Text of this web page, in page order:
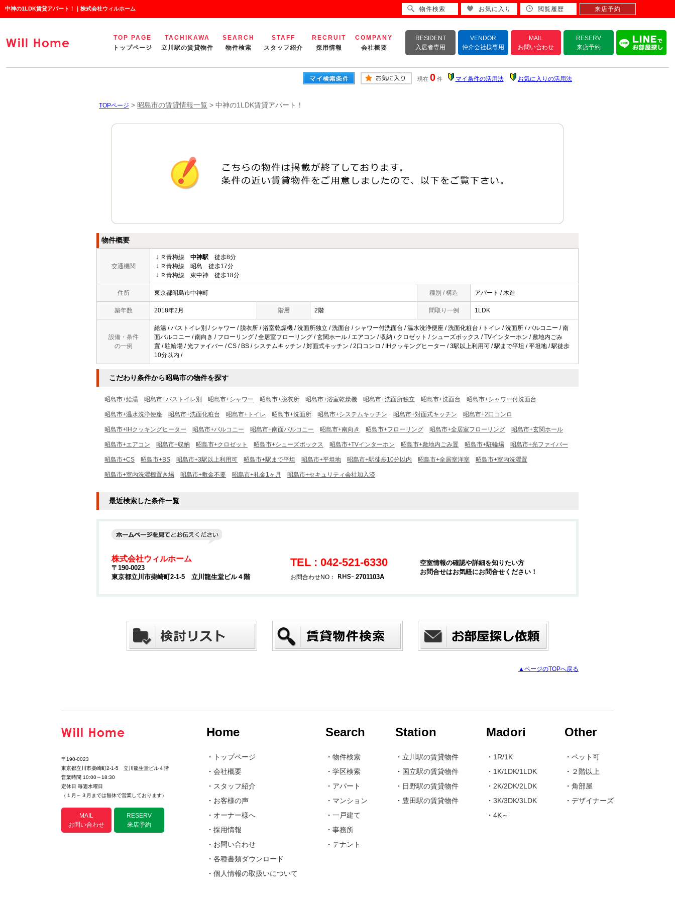
中神の1LDK賃貸アパート！｜株式会社ウィルホーム
TOP PAGE
トップページ
TACHIKAWA
立川駅の賃貸物件
SEARCH
物件検索
STAFF
スタッフ紹介
RECRUIT
採用情報
COMPANY
会社概要
RESIDENT
入居者専用
VENDOR
仲介会社様専用
MAIL
お問い合わせ
RESERV
来店予約
現在 0 件 マイ条件の活用法 お気に入りの活用法
TOPページ > 昭島市の賃貸情報一覧 > 中神の1LDK賃貸アパート！
物件概要
交通機関
ＪＲ青梅線 中神駅 徒歩8分
ＪＲ青梅線 昭島 徒歩17分
ＪＲ青梅線 東中神 徒歩18分
住所 東京都昭島市中神町 種別 / 構造 アパート / 木造
築年数 2018年2月 階層 2階 間取り一例 1LDK
設備・条件
の一例
給湯 / バストイレ別 / シャワー / 脱衣所 / 浴室乾燥機 / 洗面所独立 / 洗面台 / シャワー付洗面台 / 温水洗浄便座 / 洗面化粧台 / トイレ / 洗面所 / バルコニー / 南
面バルコニー / 南向き / フローリング / 全居室フローリング / 玄関ホール / エアコン / 収納 / クロゼット / シューズボックス / TVインターホン / 敷地内ごみ
置 / 駐輪場 / 光ファイバー / CS / BS / システムキッチン / 対面式キッチン / 2口コンロ / IHクッキングヒーター / 3駅以上利用可 / 駅まで平坦 / 平坦地 / 駅徒歩
10分以内 /
こだわり条件から昭島市の物件を探す
昭島市+給湯 昭島市+バストイレ別 昭島市+シャワー 昭島市+脱衣所 昭島市+浴室乾燥機 昭島市+洗面所独立 昭島市+洗面台 昭島市+シャワー付洗面台
昭島市+温水洗浄便座 昭島市+洗面化粧台 昭島市+トイレ 昭島市+洗面所 昭島市+システムキッチン 昭島市+対面式キッチン 昭島市+2口コンロ
昭島市+IHクッキングヒーター 昭島市+バルコニー 昭島市+南面バルコニー 昭島市+南向き 昭島市+フローリング 昭島市+全居室フローリング 昭島市+玄関ホール
昭島市+エアコン 昭島市+収納 昭島市+クロゼット 昭島市+シューズボックス 昭島市+TVインターホン 昭島市+敷地内ごみ置 昭島市+駐輪場 昭島市+光ファイバー
昭島市+CS 昭島市+BS 昭島市+3駅以上利用可 昭島市+駅まで平坦 昭島市+平坦地 昭島市+駅徒歩10分以内 昭島市+全居室洋室 昭島市+室内洗濯置
昭島市+室内洗濯機置き場 昭島市+敷金不要 昭島市+礼金1ヶ月 昭島市+セキュリティ会社加入済
最近検索した条件一覧
株式会社ウィルホーム
〒190-0023
東京都立川市柴崎町2-1-5 立川龍生堂ビル４階
TEL : 042-521-6330
お問合わせNO： 2701103A
空室情報の確認や詳細を知りたい方
お問合せはお気軽にお問合せください！
▲ページのTOPへ戻る
〒190-0023
東京都立川市柴崎町2-1-5 立川龍生堂ビル４階
営業時間 10:00～18:30
定休日 毎週水曜日
（１月～３月までは無休で営業しております）
MAIL
お問い合わせ
RESERV
来店予約
Home
・
トップページ
・ 会社概要
・ スタッフ紹介
・ お客様の声
・ オーナー様へ
・ 採用情報
・ お問い合わせ
・ 各種書類ダウンロード
・ 個人情報の取扱いについて
Search
・ 物件検索
・ 学区検索
・ アパート
・ マンション
・ 一戸建て
・ 事務所
・ テナント
Station
・ 立川駅の賃貸物件
・ 国立駅の賃貸物件
・ 日野駅の賃貸物件
・ 豊田駅の賃貸物件
Madori
・ 1R/1K
・ 1K/1DK/1LDK
・ 2K/2DK/2LDK
・ 3K/3DK/3LDK
・ 4K～
Other
・ ペット可
・ ２階以上
・ 角部屋
・ デザイナーズ
物件検索 お気に入り 閲覧履歴 来店予約